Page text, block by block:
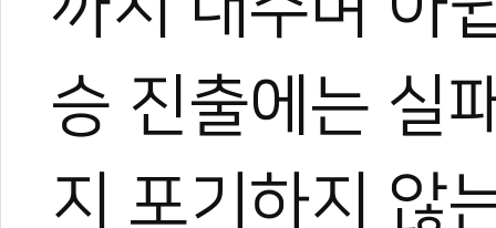
승 진출에는 실
지 포기하지 않